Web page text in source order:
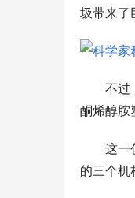
圾带来了
不过
酮烯醇胺
这一
的三个机